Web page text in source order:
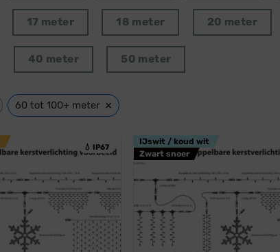
17 meter 18 meter 20 meter
40 meter 50 meter
60 tot 100+ meter ×
💧 IP67
IJswit / koud wit
Zwart snoer